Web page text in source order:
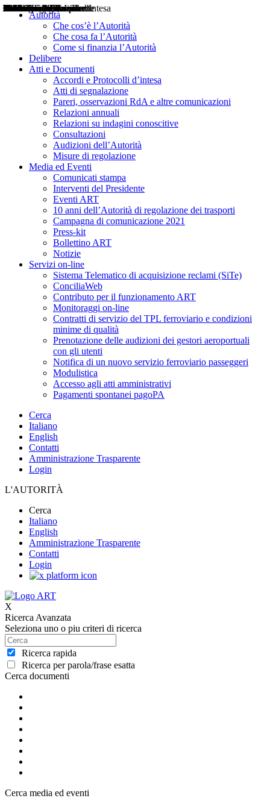
Autorità
Che cos’è l’Autorità
Che cosa fa l’Autorità
Come si finanzia l’Autorità
Delibere
Atti e Documenti
Accordi e Protocolli d’intesa
Atti di segnalazione
Pareri, osservazioni RdA e altre comunicazioni
Relazioni annuali
Relazioni su indagini conoscitive
Consultazioni
Audizioni dell’Autorità
Misure di regolazione
Media ed Eventi
Comunicati stampa
Interventi del Presidente
Eventi ART
10 anni dell’Autorità di regolazione dei trasporti
Campagna di comunicazione 2021
Press-kit
Bollettino ART
Notizie
Servizi on-line
Sistema Telematico di acquisizione reclami (SiTe)
ConciliaWeb
Contributo per il funzionamento ART
Monitoraggi on-line
Contratti di servizio del TPL ferroviario e condizioni
minime di qualità
Prenotazione delle audizioni dei gestori aeroportuali
con gli utenti
Notifica di un nuovo servizio ferroviario passeggeri
Modulistica
Accesso agli atti amministrativi
Pagamenti spontanei pagoPA
Cerca
Italiano
English
Contatti
Amministrazione Trasparente
Login
L'AUTORITÀ
Cerca
Italiano
English
Amministrazione Trasparente
Contatti
Login
X
Ricerca Avanzata
Seleziona uno o piu criteri di ricerca
Ricerca rapida
Ricerca per parola/frase esatta
Cerca documenti
Delibere
Pareri
Consultazioni
Audizioni
Atti di Segnalazione
Accordi e Protocolli d'Intesa
Relazioni annuali
Misure di regolazione
Cerca media ed eventi
Notizie
Comunicati Stampa
Bollettini ART
Convegni ART
Interviste del Presidente
Articoli in primo piano
Interventi del Presidente
2004
2005
2010
2013
2014
2015
2016
2017
2018
2019
202
2020
2021
2022
2023
2024
2025
2026
Aereo
Marittimo
Terrestre